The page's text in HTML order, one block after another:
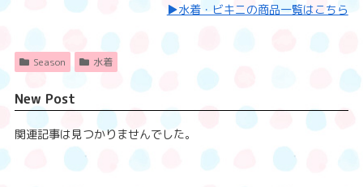
▶︎水着・ビキニの商品一覧はこちら
Season 水着
New Post
関連記事は見つかりませんでした。